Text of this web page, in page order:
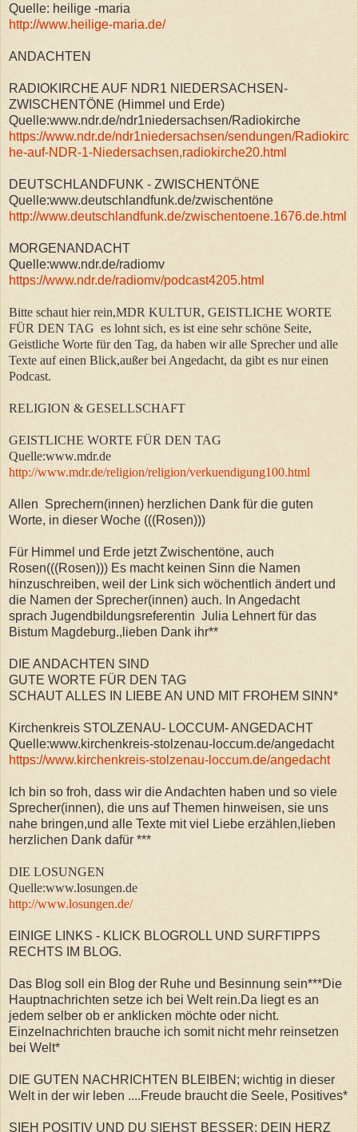
Quelle: heilige -maria
http://www.heilige-maria.de/
ANDACHTEN
RADIOKIRCHE AUF NDR1 NIEDERSACHSEN-
ZWISCHENTÖNE (Himmel und Erde)
Quelle:www.ndr.de/ndr1niedersachsen/Radiokirche
https://www.ndr.de/ndr1niedersachsen/sendungen/Radiokirc
he-auf-NDR-1-Niedersachsen,radiokirche20.html
DEUTSCHLANDFUNK - ZWISCHENTÖNE
Quelle:www.deutschlandfunk.de/zwischentöne
http://www.deutschlandfunk.de/zwischentoene.1676.de.html
MORGENANDACHT
Quelle:www.ndr.de/radiomv
https://www.ndr.de/radiomv/podcast4205.html
Bitte schaut hier rein,MDR KULTUR, GEISTLICHE WORTE
FÜR DEN TAG es lohnt sich, es ist eine sehr schöne Seite,
Geistliche Worte für den Tag, da haben wir alle Sprecher und alle
Texte auf einen Blick,außer bei Angedacht, da gibt es nur einen
Podcast.
RELIGION & GESELLSCHAFT
GEISTLICHE WORTE FÜR DEN TAG
Quelle:www.mdr.de
http://www.mdr.de/religion/religion/verkuendigung100.html
Allen Sprechern(innen) herzlichen Dank für die guten
Worte, in dieser Woche (((Rosen)))
Für Himmel und Erde jetzt Zwischentöne, auch
Rosen(((Rosen))) Es macht keinen Sinn die Namen
hinzuschreiben, weil der Link sich wöchentlich ändert und
die Namen der Sprecher(innen) auch. In Angedacht
sprach Jugendbildungsreferentin Julia Lehnert für das
Bistum Magdeburg.,lieben Dank ihr**
DIE ANDACHTEN SIND
GUTE WORTE FÜR DEN TAG
SCHAUT ALLES IN LIEBE AN UND MIT FROHEM SINN*
Kirchenkreis STOLZENAU- LOCCUM- ANGEDACHT
Quelle:www.kirchenkreis-stolzenau-loccum.de/angedacht
https://www.kirchenkreis-stolzenau-loccum.de/angedacht
Ich bin so froh, dass wir die Andachten haben und so viele
Sprecher(innen), die uns auf Themen hinweisen, sie uns
nahe bringen,und alle Texte mit viel Liebe erzählen,lieben
herzlichen Dank dafür ***
DIE LOSUNGEN
Quelle:www.losungen.de
http://www.losungen.de/
EINIGE LINKS - KLICK BLOGROLL UND SURFTIPPS
RECHTS IM BLOG.
Das Blog soll ein Blog der Ruhe und Besinnung sein***Die
Hauptnachrichten setze ich bei Welt rein.Da liegt es an
jedem selber ob er anklicken möchte oder nicht.
Einzelnachrichten brauche ich somit nicht mehr reinsetzen
bei Welt*
DIE GUTEN NACHRICHTEN BLEIBEN; wichtig in dieser
Welt in der wir leben ....Freude braucht die Seele, Positives*
SIEH POSITIV UND DU SIEHST BESSER; DEIN HERZ